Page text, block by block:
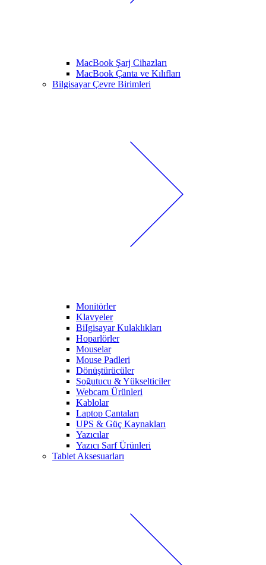
MacBook Şarj Cihazları
MacBook Çanta ve Kılıfları
Bilgisayar Çevre Birimleri
Monitörler
Klavyeler
BiIgisayar Kulaklıkları
Hoparlörler
Mouselar
Mouse Padleri
Dönüştürücüler
Soğutucu & Yükselticiler
Webcam Ürünleri
Kablolar
Laptop Çantaları
UPS & Güç Kaynakları
Yazıcılar
Yazıcı Sarf Ürünleri
Tablet Aksesuarları